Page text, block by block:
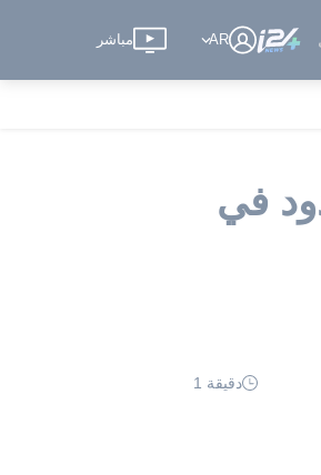
AR مباشر
في
دقيقة 1